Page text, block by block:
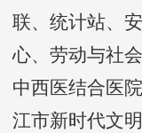
联、统计站、
心、劳动与社
中西医结合医
江市新时代文